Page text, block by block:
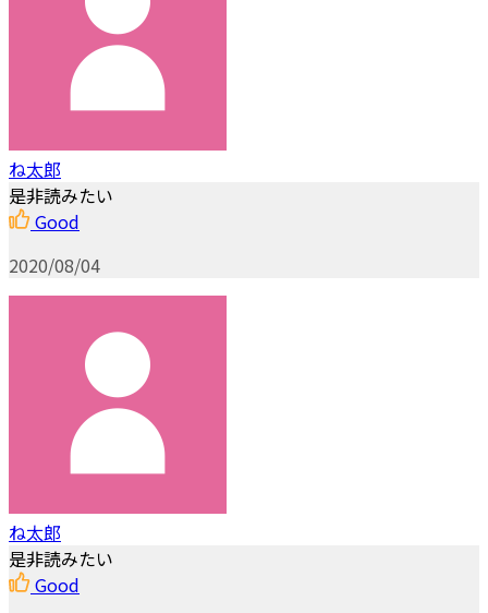
ね太郎
是非読みたい
Good
2020/08/04
ね太郎
是非読みたい
Good